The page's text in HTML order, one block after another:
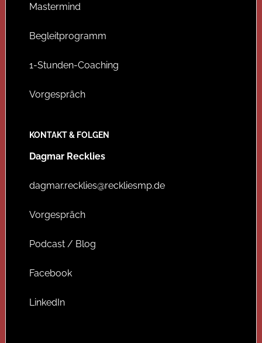
Mastermind
Begleitprogramm
1-Stunden-Coaching
Vorgespräch
KONTAKT & FOLGEN
Dagmar Recklies
dagmar.recklies@reckliesmp.de
Vorgespräch
Podcast / Blog
Facebook
LinkedIn